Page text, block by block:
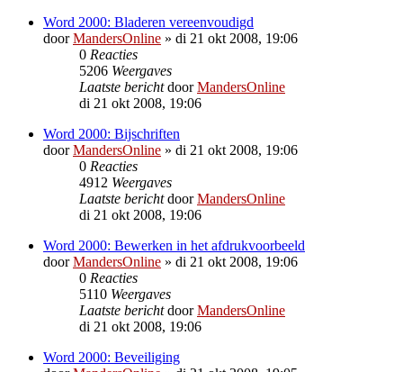
Word 2000: Bladeren vereenvoudigd
doorMandersOnline » di 21 okt 2008, 19:06
0 Reacties
5206 Weergaves
Laatste berichtdoorMandersOnline
di 21 okt 2008, 19:06
Word 2000: Bijschriften
doorMandersOnline » di 21 okt 2008, 19:06
0 Reacties
4912 Weergaves
Laatste berichtdoorMandersOnline
di 21 okt 2008, 19:06
Word 2000: Bewerken in het afdrukvoorbeeld
doorMandersOnline » di 21 okt 2008, 19:06
0 Reacties
5110 Weergaves
Laatste berichtdoorMandersOnline
di 21 okt 2008, 19:06
Word 2000: Beveiliging